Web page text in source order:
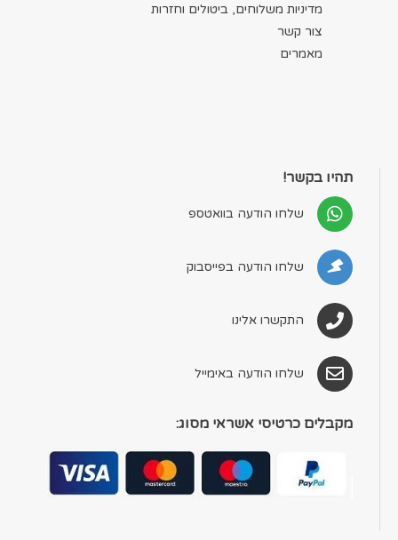
מדיניות משלוחים, ביטולים וחזרות
צור קשר
מאמרים
תהיו בקשר!
שלחו הודעה בוואטספ
שלחו הודעה בפייסבוק
התקשרו אלינו
שלחו הודעה באימייל
מקבלים כרטיסי אשראי מסוג: